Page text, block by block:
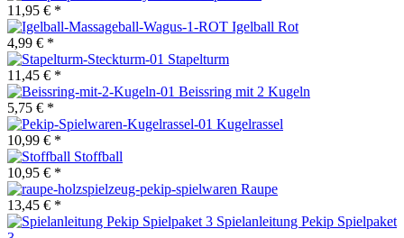
11,95 € *
Igelball Rot
4,99 € *
Stapelturm
11,45 € *
Beissring mit 2 Kugeln
5,75 € *
Kugelrassel
10,99 € *
Stoffball
10,95 € *
Raupe
13,45 € *
Spielanleitung Pekip Spielpaket